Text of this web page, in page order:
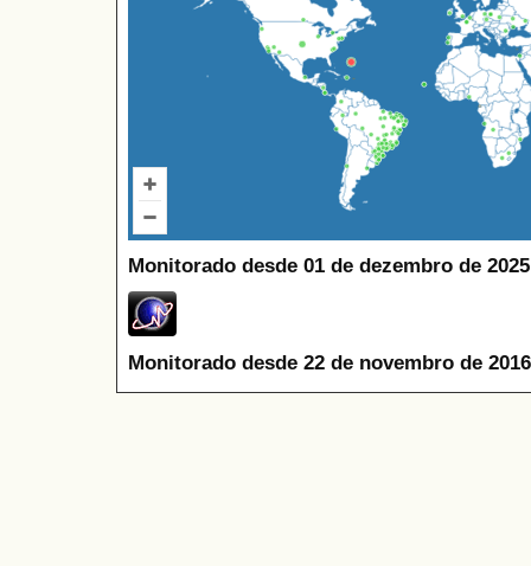
Monitorado desde 01 de dezembro de
Monitorado desde 22 de novembro de